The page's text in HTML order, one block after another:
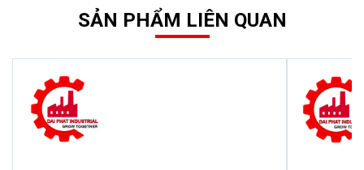
SẢN PHẨM LIÊN QUAN